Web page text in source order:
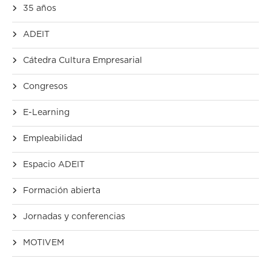
35 años
ADEIT
Cátedra Cultura Empresarial
Congresos
E-Learning
Empleabilidad
Espacio ADEIT
Formación abierta
Jornadas y conferencias
MOTIVEM